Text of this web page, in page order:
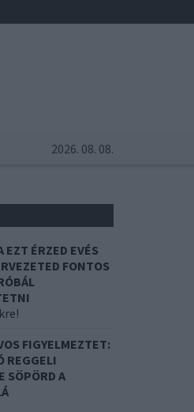
2026. 08. 08.
EZT ÉRZED EVÉS
FONTOS
FIGYELMEZTET:
REGGELI
SÖPÖRD A